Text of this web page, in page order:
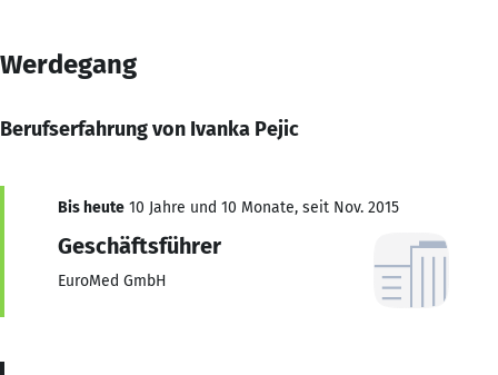
Werdegang
Berufserfahrung von Ivanka Pejic
Bis heute 10 Jahre und 10 Monate, seit Nov. 2015
Geschäftsführer
EuroMed GmbH